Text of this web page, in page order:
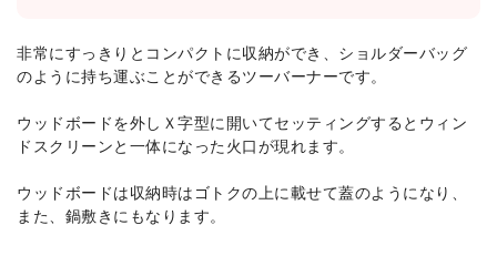
非常にすっきりとコンパクトに収納ができ、ショルダーバッグ
のように持ち運ぶことができるツーバーナーです。
ウッドボードを外しＸ字型に開いてセッティングするとウィン
ドスクリーンと一体になった火口が現れます。
ウッドボードは収納時はゴトクの上に載せて蓋のようになり、
また、鍋敷きにもなります。